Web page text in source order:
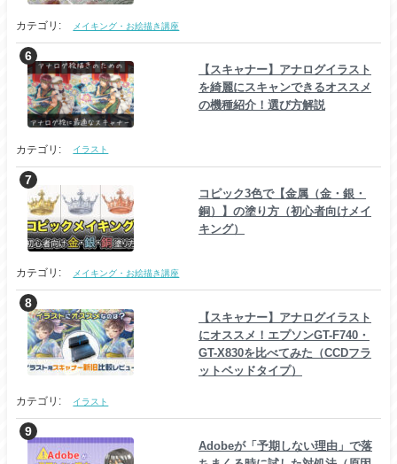
カテゴリ: メイキング・お絵描き講座
【スキャナー】アナログイラスト
を綺麗にスキャンできるオススメ
の機種紹介！選び方解説
カテゴリ: イラスト
コピック3色で【金属（金・銀・
銅）】の塗り方（初心者向けメイ
キング）
カテゴリ: メイキング・お絵描き講座
【スキャナー】アナログイラスト
にオススメ！エプソンGT-F740・
GT-X830を比べてみた（CCDフラ
ットベッドタイプ）
カテゴリ: イラスト
Adobeが「予期しない理由」で落